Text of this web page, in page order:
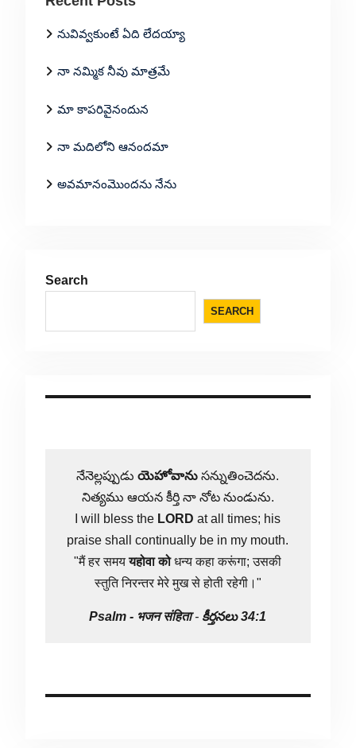
నువివ్వకుంటే ఏది లేదయ్యా
నా నమ్మిక నీవు మాత్రమే
మా కాపరివైనందున
నా మదిలోని ఆనందమా
అవమానంమొందను నేను
Search
SEARCH
నేనెల్లప్పుడుయెహోవాను సన్నుతించెదను.
నిత్యము ఆయన కీర్తి నా నోట నుండును.
I will bless the LORD at all times; his
praise shall continually be in my mouth.
"मैं हर समययहोवा कोधन्य कहा करूंगा; उसकी
स्तुति निरन्तर मेरे मुख से होती रहेगी।"
Psalm - भजन संहिता- కీర్తనలు 34:1